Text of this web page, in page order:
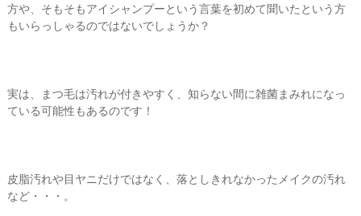
方や、そもそもアイシャンプーという言葉を初めて聞いたという方
もいらっしゃるのではないでしょうか？
実は、まつ毛は汚れが付きやすく、知らない間に雑菌まみれになっ
ている可能性もあるのです！
皮脂汚れや目ヤニだけではなく、落としきれなかったメイクの汚れ
など・・・。